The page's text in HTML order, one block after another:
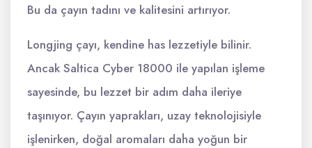
Bu da çayın tadını ve kalitesini artırıyor.
Longjing çayı, kendine has lezzetiyle bilinir.
Ancak Saltica Cyber 18000 ile yapılan işleme
sayesinde, bu lezzet bir adım daha ileriye
taşınıyor. Çayın yaprakları, uzay teknolojisiyle
işlenirken, doğal aromaları daha yoğun bir